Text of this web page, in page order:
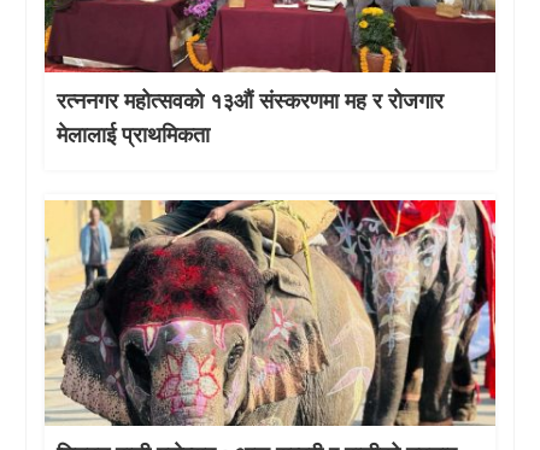
रत्ननगर महोत्सवको १३औं संस्करणमा मह र रोजगार
मेलालाई प्राथमिकता